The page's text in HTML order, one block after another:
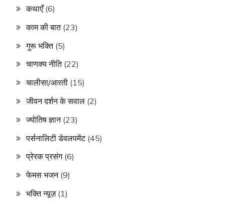
कथाएँ(6)
काम की बात(23)
गुरू भक्ति(5)
चाणक्य नीति(22)
चालीसा/आरती (15)
जीवन दर्शन के सवाल (2)
ज्योतिष ज्ञान(23)
पर्सनालिटी डेवलपमेंट(45)
प्रेरक प्रसंग(6)
फेमस भजन(9)
भक्ति न्यूज़(1)